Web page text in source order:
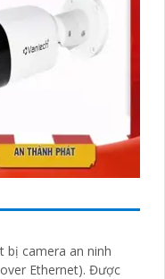
bị camera an ninh
Ethernet). Được